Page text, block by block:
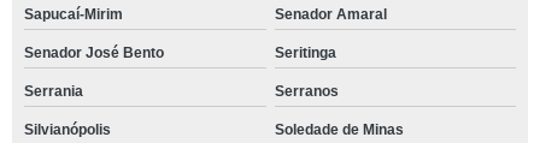
Sapucaí-Mirim Senador Amaral
Senador José Bento Seritinga
Serrania Serranos
Silvianópolis Soledade de Minas